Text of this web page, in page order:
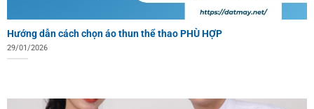
Hướng dẫn cách chọn áo thun thể thao PHÙ HỢP
29/01/2026